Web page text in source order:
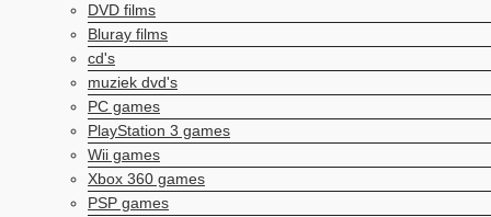
DVD films
Bluray films
cd's
muziek dvd's
PC games
PlayStation 3 games
Wii games
Xbox 360 games
PSP games